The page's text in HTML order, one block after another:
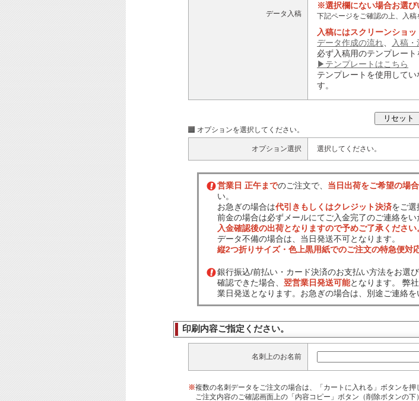
データ入稿
※選択欄にない場合お選び
下記ページをご確認の上、入稿
入稿にはスクリーンショ
データ作成の流れ
入稿
必ず入稿用のテンプレート
▶テンプレートはこちら
テンプレートを使用して
す。
オプションを選択してください。
オプション選択 選択してください。
営業日 正午までのご注文で、 当日出荷をご希望の場合
い。
お急ぎの場合は代引きもしくはクレジット決済をご選
前金の場合は必ずメールにてご入金完了のご連絡をい
入金確認後の出荷となりますので予めご了承ください
データ不備の場合は、当日発送不可となります。
縦2つ折りサイズ・色上黒用紙でのご注文の特急便対
銀行振込/前払い・カード決済のお支払い方法をお選び
確認できた場合、 翌営業日発送可能となります。 弊
業日発送となります。お急ぎの場合は、別途ご連絡を
印刷内容ご指定ください。
名刺上のお名前
※複数の名刺データをご注文の場合は、「カートに入れる」ボタンを押
ご注文内容のご確認画面上の「内容コピー」ボタン（削除ボタンの下